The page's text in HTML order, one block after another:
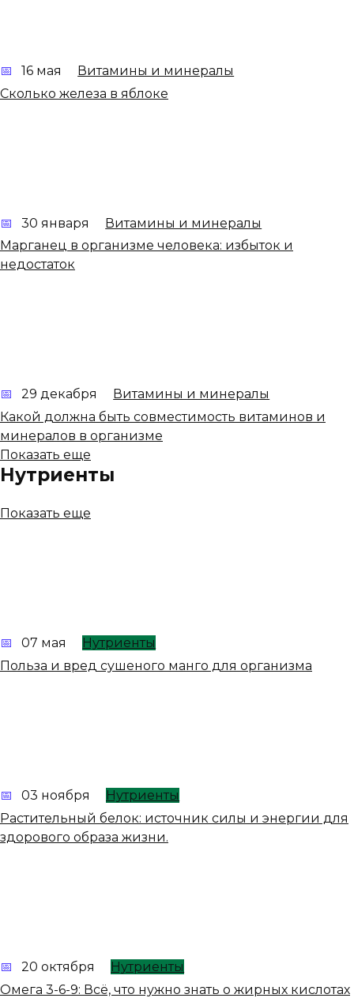
16 мая
Витамины и минералы
Сколько железа в яблоке
30 января
Витамины и минералы
Марганец в организме человека: избыток и
недостаток
29 декабря
Витамины и минералы
Какой должна быть совместимость витаминов и
минералов в организме
Показать еще
Нутриенты
Показать еще
07 мая
Нутриенты
Польза и вред сушеного манго для организма
03 ноября
Нутриенты
Растительный белок: источник силы и энергии для
здорового образа жизни.
20 октября
Нутриенты
Омега 3-6-9: Всё, что нужно знать о жирных кислотах